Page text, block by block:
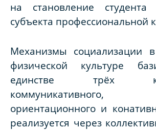
на становление
субъекта профессиональной
Механизмы социализации
физической культуре
единстве трёх
коммуникативного,
ориентационного и
реализуется через